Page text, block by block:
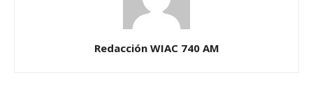
Redacción WIAC 740 AM